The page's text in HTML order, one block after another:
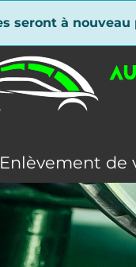
seront à
Enlèvement de